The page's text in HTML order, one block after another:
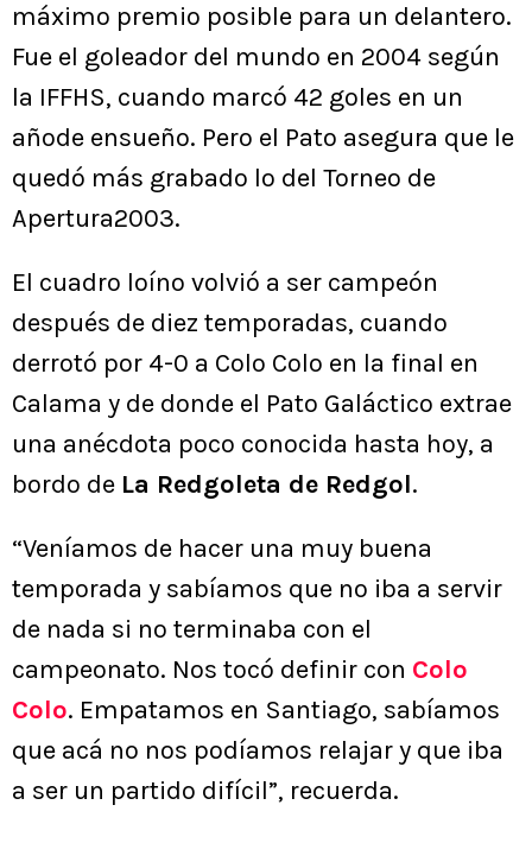
máximo premio posible para un delantero.
Fue el goleador del mundo en 2004 según
la IFFHS, cuando marcó 42 goles en un
añode ensueño. Pero el Pato asegura que le
quedó más grabado lo del Torneo de
Apertura2003.
El cuadro loíno volvió a ser campeón
después de diez temporadas, cuando
derrotó por 4-0 a Colo Colo en la final en
Calama y de donde el Pato Galáctico extrae
una anécdota poco conocida hasta hoy, a
bordo de La Redgoleta de Redgol.
“Veníamos de hacer una muy buena
temporada y sabíamos que no iba a servir
de nada si no terminaba con el
campeonato. Nos tocó definir con Colo
Colo. Empatamos en Santiago, sabíamos
que acá no nos podíamos relajar y que iba
a ser un partido difícil”, recuerda.